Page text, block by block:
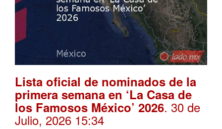
Lista oficial de nominados de la
primera semana en ‘La Casa de
los Famosos México’ 2026. 30 de
Julio, 2026 15:34